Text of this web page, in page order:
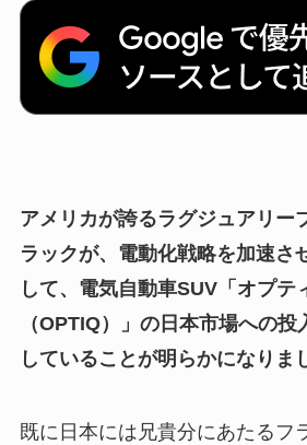
アメリカが誇るラグジュアリー
ラックが、電動化戦略を加速さ
して、電気自動車SUV「オプテ
（OPTIQ）」の日本市場への
していることが明らかになりま
既に日本には兄貴分にあたるフ